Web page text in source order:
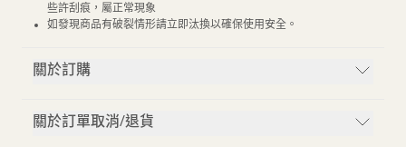
些許刮痕，屬正常現象
如發現商品有破裂情形請立即汰換以確保使用安全。
關於訂購
關於訂單取消/退貨